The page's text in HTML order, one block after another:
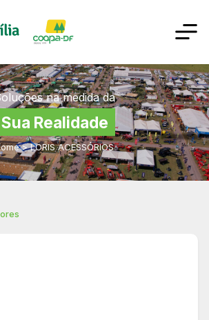
na medida da
Sua Realidade
> LORIS ACESSÓRIOS